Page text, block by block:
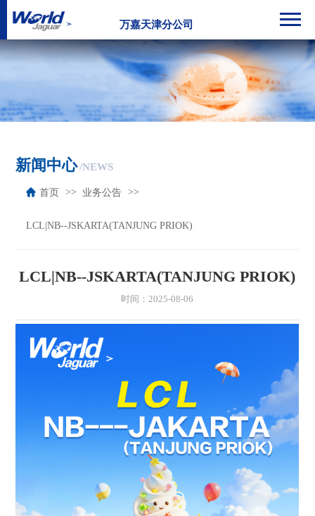
万嘉天津分公司
新闻中心/NEWS
首页 业务公告
LCL|NB--JSKARTA(TANJUNG PRIOK)
LCL|NB--JSKARTA(TANJUNG PRIOK)
时间：2025-08-06